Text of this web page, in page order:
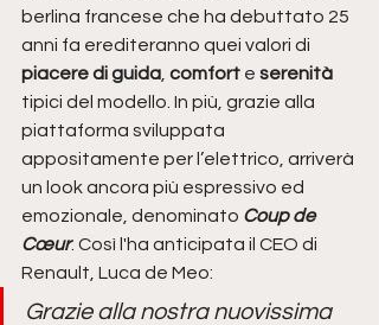
berlina francese che ha debuttato 25
anni fa erediteranno quei valori di
piacere di guida comfort e serenità
tipici del modello. In più, grazie alla
piattaforma sviluppata
appositamente per l’elettrico, arriverà
un look ancora più espressivo ed
emozionale, denominato Coup de
Cœur. Così l'ha anticipata il CEO di
Renault, Luca de Meo:
Grazie alla nostra nuovissima